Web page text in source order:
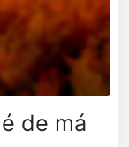
de má